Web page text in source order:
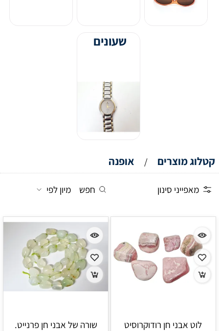
שעונים
קטלוג מוצרים / אופנה
מאפייני סינון חפש מיון לפי
לוט אבני חן רודוקרוסיט שורה של אבני חן פרנייט.